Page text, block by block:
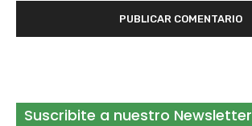
Suscribite a nuestro Newsletter